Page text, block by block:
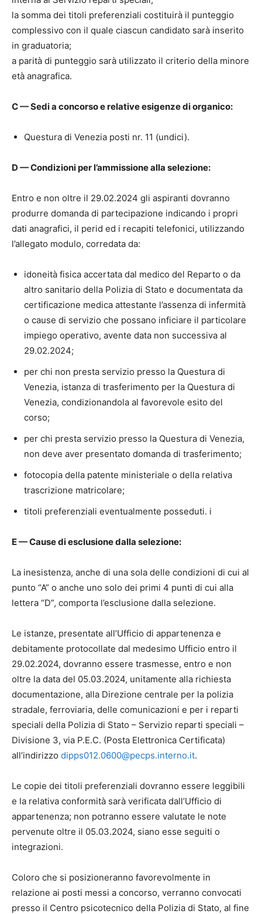
la somma dei titoli preferenziali costituirà il punteggio
complessivo con il quale ciascun candidato sarà inserito
in graduatoria;
a parità di punteggio sarà utilizzato il criterio della minore
età anagrafica.
C — Sedi a concorso e relative esigenze di organico:
Questura di Venezia posti nr. 11 (undici).
D — Condizioni per l’ammissione alla selezione:
Entro e non oltre il 29.02.2024 gli aspiranti dovranno
produrre domanda di partecipazione indicando i propri
dati anagrafici, il perid ed i recapiti telefonici, utilizzando
l’allegato modulo, corredata da:
idoneità fisica accertata dal medico del Reparto o da
altro sanitario della Polizia di Stato e documentata da
certificazione medica attestante l’assenza di infermità
o cause di servizio che possano inficiare il particolare
impiego operativo, avente data non successiva al
29.02.2024;
per chi non presta servizio presso la Questura di
Venezia, istanza di trasferimento per la Questura di
Venezia, condizionandola al favorevole esito del
corso;
per chi presta servizio presso la Questura di Venezia,
non deve aver presentato domanda di trasferimento;
fotocopia della patente ministeriale o della relativa
trascrizione matricolare;
titoli preferenziali eventualmente posseduti. i
E — Cause di esclusione dalla selezione:
La inesistenza, anche di una sola delle condizioni di cui al
punto “A” o anche uno solo dei primi 4 punti di cui alla
lettera “D”, comporta l’esclusione dalla selezione.
Le istanze, presentate all’Ufficio di appartenenza e
debitamente protocollate dal medesimo Ufficio entro il
29.02.2024, dovranno essere trasmesse, entro e non
oltre la data del 05.03.2024, unitamente alla richiesta
documentazione, alla Direzione centrale per la polizia
stradale, ferroviaria, delle comunicazioni e per i reparti
speciali della Polizia di Stato – Servizio reparti speciali –
Divisione 3, via P.E.C. (Posta Elettronica Certificata)
all’indirizzo dipps012.0600@pecps.interno.it.
Le copie dei titoli preferenziali dovranno essere leggibili
e la relativa conformità sarà verificata dall’Ufficio di
appartenenza; non potranno essere valutate le note
pervenute oltre il 05.03.2024, siano esse seguiti o
integrazioni.
Coloro che si posizioneranno favorevolmente in
relazione ai posti messi a concorso, verranno convocati
presso il Centro psicotecnico della Polizia di Stato, al fine